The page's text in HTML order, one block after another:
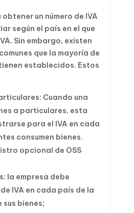
un número de IVA
según el país en el que
Sin embargo, existen
que la mayoría de
establecidos. Estos
Cuando una
a particulares, esta
para el IVA en cada
consumen bienes.
opcional de OSS
la empresa debe
IVA en cada país de la
sus bienes;